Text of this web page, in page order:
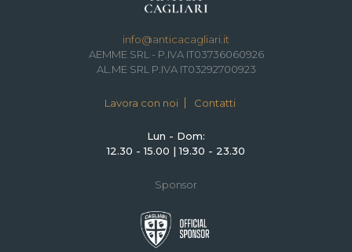
info@anticacagliari.it
AEMME SRL - P.IVA IT03736060926
AL.ME SRL P.IVA IT03292700923
Lavora con noi Contatti
Lun - Dom:
12.30 - 15.00 | 19.30 - 23.30
Sponsor